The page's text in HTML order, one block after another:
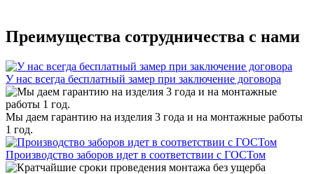
Преимущества сотрудничества с нами
У нас всегда бесплатный замер при заключение договора
Мы даем гарантию на изделия 3 года и на монтажные работы
1 год.
Производство заборов идет в соответствии с ГОСТом